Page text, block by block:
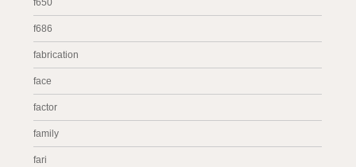
f650
f686
fabrication
face
factor
family
fari